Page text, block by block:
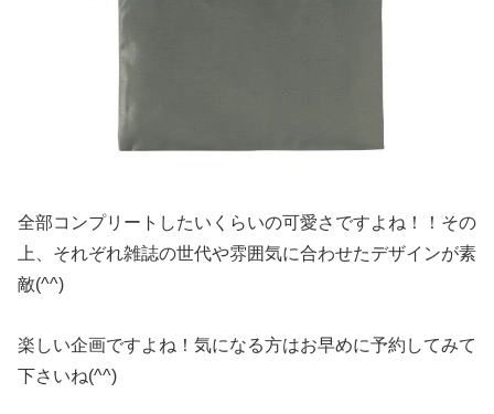
全部コンプリートしたいくらいの可愛さですよね！！その
上、それぞれ雑誌の世代や雰囲気に合わせたデザインが素
敵(^^)
楽しい企画ですよね！気になる方はお早めに予約してみて
下さいね(^^)